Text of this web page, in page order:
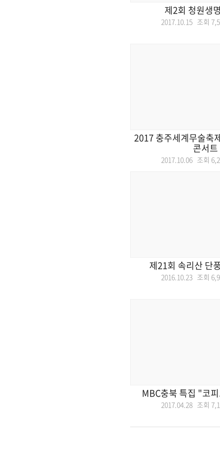
제2회 청원생
2017.10.15 조회
2017 충주세계무술축
콘서트
2017.10.06 조회
제21회 속리산 단
2016.10.23 조회
MBC충북 특집 "코
2017.04.28 조회